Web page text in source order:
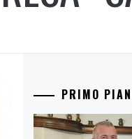
PRIMO